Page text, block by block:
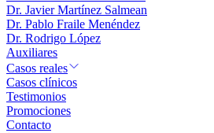
Dr. Javier Martínez Salmean
Dr. Pablo Fraile Menéndez
Dr. Rodrigo López
Auxiliares
Casos reales
Casos clínicos
Testimonios
Promociones
Contacto